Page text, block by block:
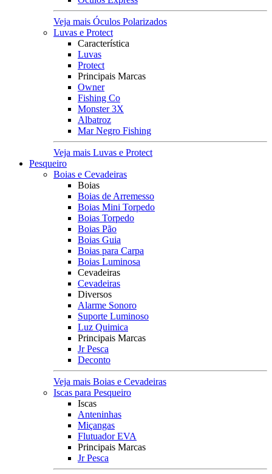
Veja mais Óculos Polarizados
Luvas e Protect
Característica
Luvas
Protect
Principais Marcas
Owner
Fishing Co
Monster 3X
Albatroz
Mar Negro Fishing
Veja mais Luvas e Protect
Pesqueiro
Boias e Cevadeiras
Boias
Boias de Arremesso
Boias Mini Torpedo
Boias Torpedo
Boias Pão
Boias Guia
Boias para Carpa
Boias Luminosa
Cevadeiras
Cevadeiras
Diversos
Alarme Sonoro
Suporte Luminoso
Luz Quimica
Principais Marcas
Jr Pesca
Deconto
Veja mais Boias e Cevadeiras
Iscas para Pesqueiro
Iscas
Anteninhas
Miçangas
Flutuador EVA
Principais Marcas
Jr Pesca